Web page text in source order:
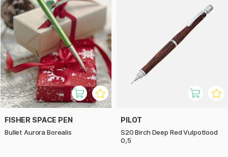
FISHER SPACE PEN
Bullet Aurora Borealis
PILOT
S20 Birch Deep Red Vulpotlood
0,5